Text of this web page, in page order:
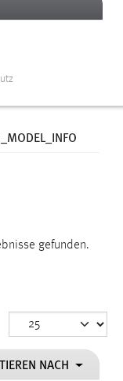
gefunden.
NACH
Funktion der